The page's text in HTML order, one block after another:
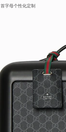
首字母个性化定制